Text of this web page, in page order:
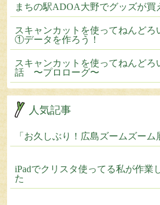
まちの駅ADOA大野でグッズが買
スキャンカットを使ってねんど
①データを作ろう！
スキャンカットを使ってねんどろ
話 〜プロローグ〜
人気記事
「お久しぶり！広島ズームズーム
iPadでクリスタ使ってる私が作業
た